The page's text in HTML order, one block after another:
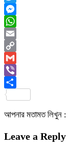
Twitter
Messenger
WhatsApp
Email
Copy
Link
Gmail
Viber
আপনার মতামত লিখুন :
Leave a Reply